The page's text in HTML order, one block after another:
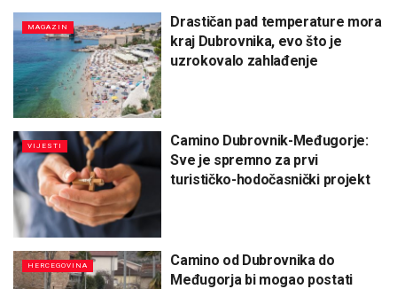
MAGAZIN
Drastičan pad temperature mora
kraj Dubrovnika, evo što je
uzrokovalo zahlađenje
VIJESTI
Camino Dubrovnik-Međugorje:
Sve je spremno za prvi
turističko-hodočasnički projekt
HERCEGOVINA
Camino od Dubrovnika do
Međugorja bi mogao postati